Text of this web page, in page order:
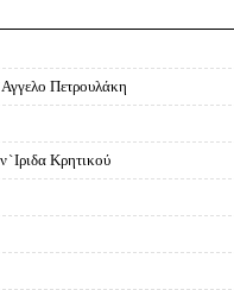
Πετρουλάκη
Κρητικού